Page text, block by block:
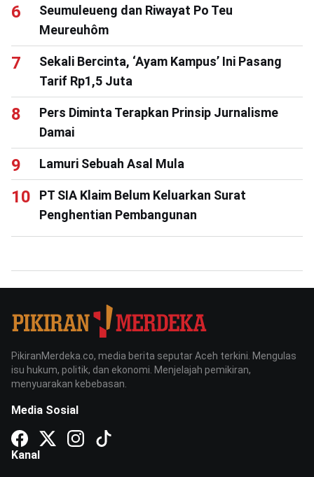
Seumuleueng dan Riwayat Po Teu
Meureuhôm
Sekali Bercinta, ‘Ayam Kampus’ Ini Pasang
Tarif Rp1,5 Juta
Pers Diminta Terapkan Prinsip Jurnalisme
Damai
Lamuri Sebuah Asal Mula
PT SIA Klaim Belum Keluarkan Surat
Penghentian Pembangunan
PikiranMerdeka.co, media berita seputar Aceh terkini. Mengulas
isu hukum, politik, dan ekonomi. Menjelajah pemikiran,
menyuarakan kebebasan.
Media Sosial
Kanal